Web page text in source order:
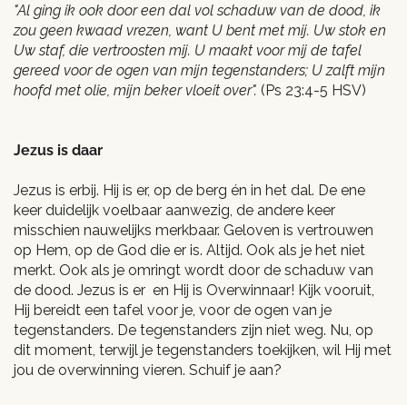
"Al ging ik ook door een dal vol schaduw van de dood, ik
zou geen kwaad vrezen, want U bent met mij. Uw stok en
Uw staf, die vertroosten mij. U maakt voor mij de tafel
gereed voor de ogen van mijn tegenstanders; U zalft mijn
hoofd met olie, mijn beker vloeit over". (Ps 23:4-5 HSV)
Jezus is daar
Jezus is erbij. Hij is er, op de berg én in het dal. De ene
keer duidelijk voelbaar aanwezig, de andere keer
misschien nauwelijks merkbaar. Geloven is vertrouwen
op Hem, op de God die er is. Altijd. Ook als je het niet
merkt. Ook als je omringt wordt door de schaduw van
de dood. Jezus is er en Hij is Overwinnaar! Kijk vooruit,
Hij bereidt een tafel voor je, voor de ogen van je
tegenstanders. De tegenstanders zijn niet weg. Nu, op
dit moment, terwijl je tegenstanders toekijken, wil Hij met
jou de overwinning vieren. Schuif je aan?